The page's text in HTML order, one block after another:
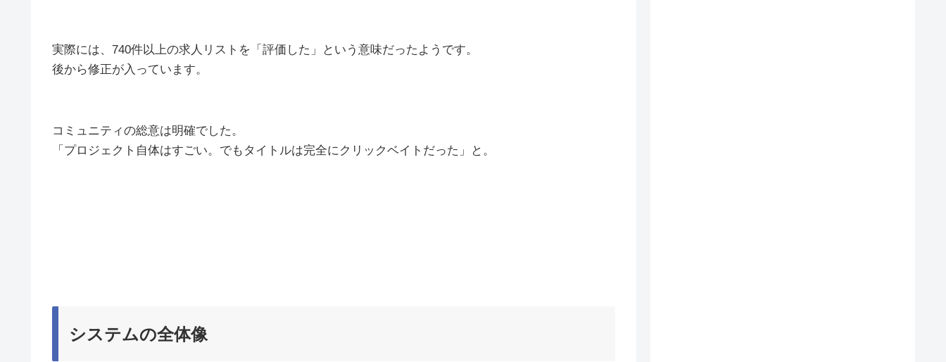
実際には、740件以上の求人リストを「評価した」という意味だったようです。
後から修正が入っています。
コミュニティの総意は明確でした。
「プロジェクト自体はすごい。でもタイトルは完全にクリックベイトだった」と。
システムの全体像